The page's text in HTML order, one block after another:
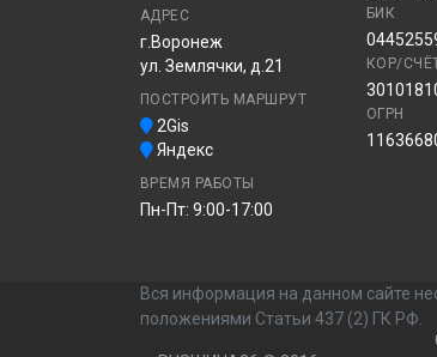
АДРЕС
г.Воронеж
ул. Землячки, д.21
ПОСТРОИТЬ МАРШРУТ
2Gis
Яндекс
ВРЕМЯ РАБОТЫ
Пн-Пт: 9:00-17:00
БИК
КОР/
ОГРН
Вся информация на данном сайте
положениями Статьи 437 (2) ГК РФ.